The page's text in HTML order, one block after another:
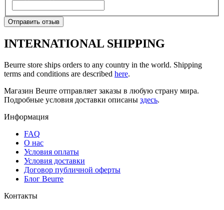
Отправить отзыв
INTERNATIONAL SHIPPING
Beurre store ships orders to any country in the world. Shipping
terms and conditions are described here.
Магазин Beurre отправляет заказы в любую страну мира.
Подробные условия доставки описаны здесь.
Информация
FAQ
O нас
Условия оплаты
Условия доставки
Договор публичной оферты
Блог Beurre
Контакты